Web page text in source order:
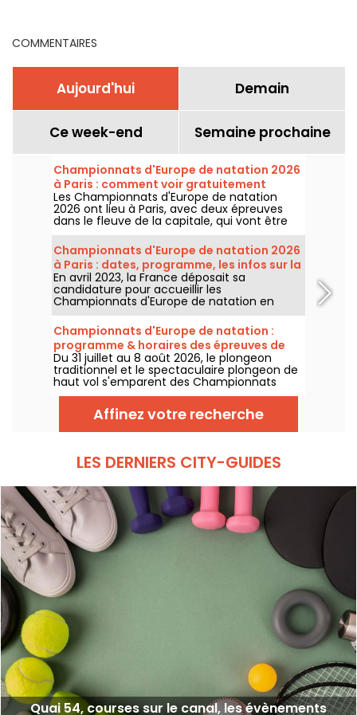
COMMENTAIRES
Aujourd'hui Demain
Ce week-end Semaine prochaine
Championnats d'Europe de natation 2026
à Paris : comment voir gratuitement
certaines épreuves ?
Les Championnats d'Europe de natation
2026 ont lieu à Paris, avec deux épreuves
dans le fleuve de la capitale, qui vont être
plus accessibles au grand public ! Comment
observer les compétitions en eau libre et le
plongeon de haut vol, au mois d'août
prochain ?
Championnats d'Europe de natation 2026
à Paris : dates, programme, les infos sur la
compétition
En avril 2023, la France déposait sa
candidature pour accueillir les
Championnats d'Europe de natation en
2026. Du 31 juillet au 16 août, le Centre
Aquatique Olympique vous attend pour
encourager nos nageurs. Voici toutes les
informations à connaître sur la compétition
et les épreuves !
Championnats d'Europe de natation :
programme & horaires des épreuves de
plongeon et de haut vol
Du 31 juillet au 8 août 2026, le plongeon
traditionnel et le spectaculaire plongeon de
haut vol s'emparent des Championnats
d'Europe de natation. Entre le bassin
olympique de Saint-Denis et le cadre
naturel de la Seine, les meilleurs plongeurs
du continent vont s'élancer pour des figures
Affinez votre recherche
LES DERNIERS CITY-GUIDES
Quai 54, courses sur le canal, les évènements